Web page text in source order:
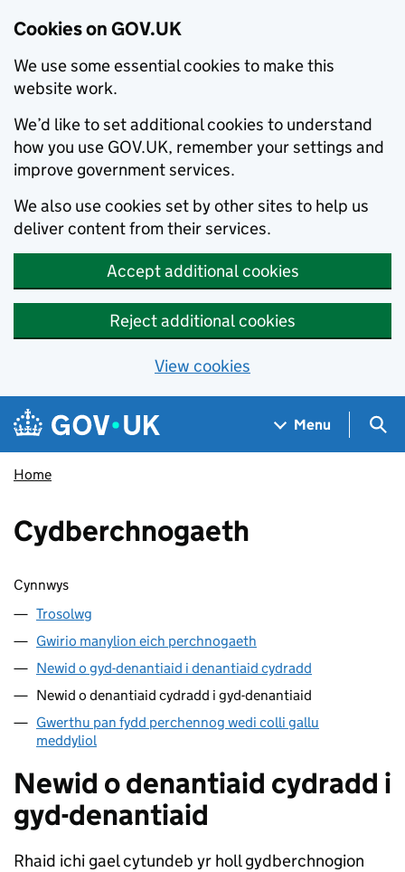
Cookies on GOV.UK
We use some essential cookies to make this
website work.
We’d like to set additional cookies to understand
how you use GOV.UK, remember your settings and
improve government services.
We also use cookies set by other sites to help us
deliver content from their services.
Accept additional cookies
Reject additional cookies
View cookies
Skip to main content
Navigation menu
Menu
Home
Cydberchnogaeth
Sgipio cynnwys
Cynnwys
Trosolwg
Gwirio manylion eich perchnogaeth
Newid o gyd-denantiaid i denantiaid cydradd
Newid o denantiaid cydradd i gyd-denantiaid
Gwerthu pan fydd perchennog wedi colli gallu
meddyliol
Newid o denantiaid cydradd i
gyd-denantiaid
Rhaid ichi gael cytundeb yr holl gydberchnogion